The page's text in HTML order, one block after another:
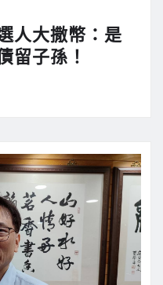
人大撒幣：是
留子孫！